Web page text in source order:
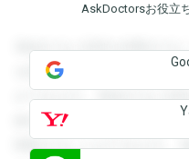
AskDoctorsお役立
登録すると回答を閲覧する
を閲覧することができます
ができます。登録すると回
録すると回答を閲覧するこ
閲覧することができます。